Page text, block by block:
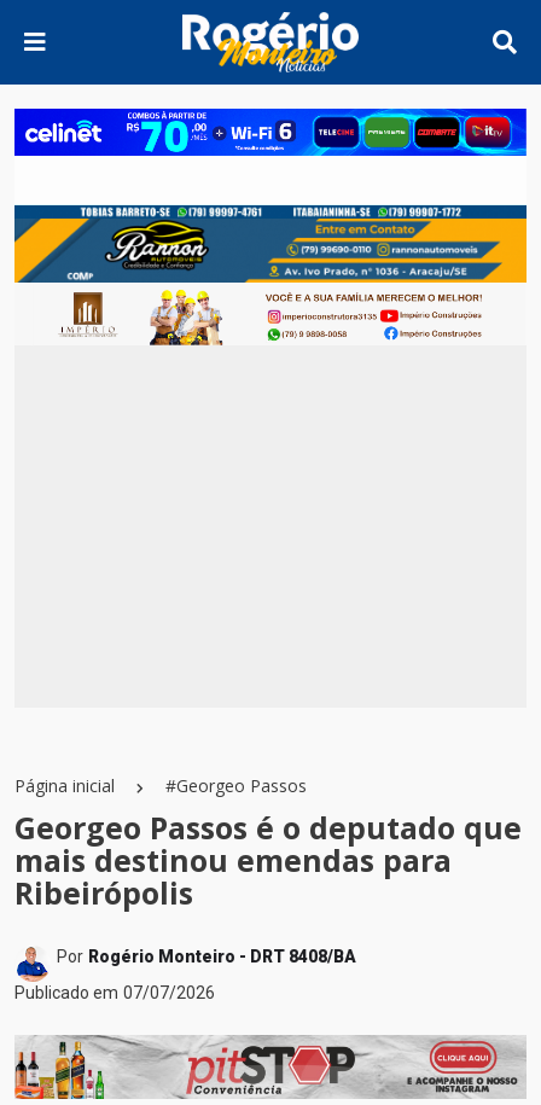
Página inicial #Georgeo Passos
Georgeo Passos é o deputado que
mais destinou emendas para
Ribeirópolis
Por Rogério Monteiro - DRT 8408/BA
Publicado em 07/07/2026